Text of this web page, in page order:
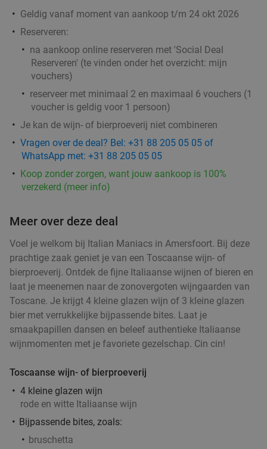
Amrâth Hotel Lapershoek Hilversum
8.6
Hilversum
€17
Indonesische rijsttafel + meer bij Ron
Gastrobar Indonesia Laren
Morgen Zo Ma Di Wo
Do
Ron Gastrobar Indonesia Laren
Laren 18 min.
42%
Italiaanse 3-gangen keuzelunch bij Restaurant
Maximiliano
Morgen Zo Di Wo
Do
Restaurant Maximiliano
Laren 18 min.
Verkocht: 138
Wandelarrangement bij Woods35
Morgen
Geldig vanaf moment van aankoop t/m 24 okt 2026
Reserveren:
na aankoop online reserveren met 'Social Deal
Reserveren' (te vinden onder het overzicht: mijn
vouchers)
reserveer met minimaal 2 en maximaal 6 vouchers (1
voucher is geldig voor 1 persoon)
Je kan de wijn- of bierproeverij niet combineren
Vragen over de deal? Bel: +31 88 205 05 05 of
WhatsApp met: +31 88 205 05 05
Koop zonder zorgen, want jouw aankoop is 100%
verzekerd (meer info)
Meer over deze deal
Voel je welkom bij Italian Maniacs in Amersfoort. Bij deze
prachtige zaak geniet je van een Toscaanse wijn- of
bierproeverij. Ontdek de fijne Italiaanse wijnen of bieren en
laat je meenemen naar de zonovergoten wijngaarden van
Toscane. Je krijgt 4 kleine glazen wijn of 3 kleine glazen
bier met verrukkelijke bijpassende bites. Laat je
smaakpapillen dansen en beleef authentieke Italiaanse
wijnmomenten met je favoriete gezelschap. Cin cin!
Toscaanse wijn- of bierproeverij
4 kleine glazen wijn
rode en witte Italiaanse wijn
Bijpassende bites, zoals:
bruschetta